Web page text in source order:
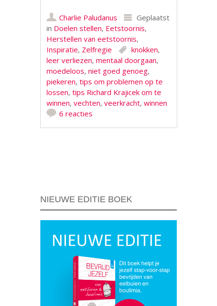
Charlie Paludanus
Geplaatst
in Doelen stellen, Eetstoornis,
Herstellen van eetstoornis,
Inspiratie, Zelfregie knokken,
leer verliezen,mentaal doorgaan,
moedeloos,niet goed genoeg,
piekeren,tips om problemen op te
lossen,tips Richard Krajicek om te
winnen,vechten,veerkracht,winnen
6 reacties
NIEUWE EDITIE BOEK